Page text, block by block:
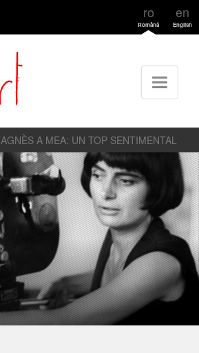
ro
Română
en
English
AGNÈS A MEA: UN TOP SENTIMENTAL